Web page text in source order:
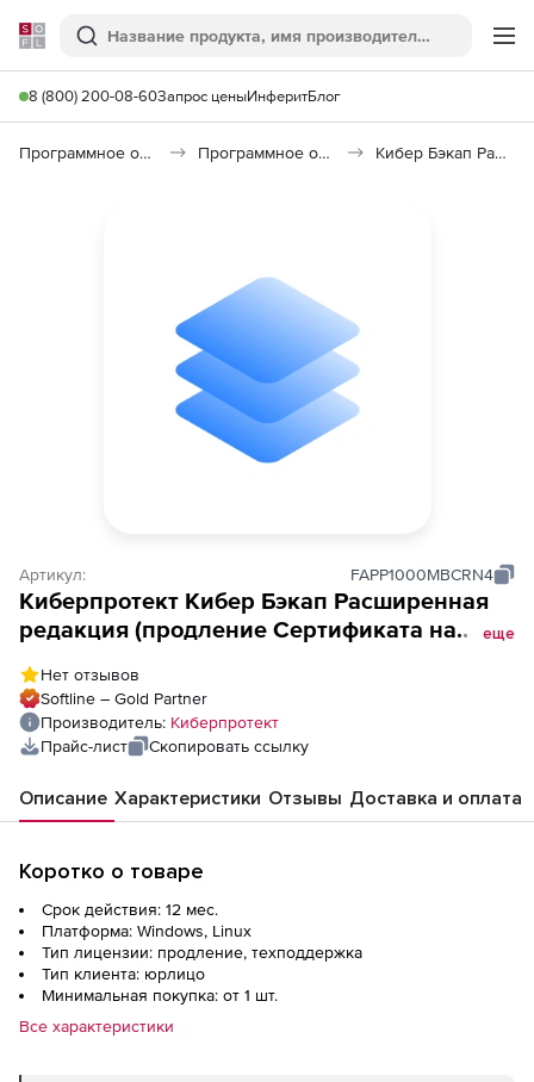
Softline
Поиск
8 (800) 200-08-60Запрос ценыИнферитБлог
Программное обеспечение для работы с файлами и дисками Программное обеспечение для резервного копирования Кибер Бэкап Расширенная редакция
Артикул: FAPP1000MBCRN4
Киберпротект Кибер Бэкап Расширенная
редакция (продление Сертификата на
Расширенная редакция для почтового
ящика на 4 года для коммерческих
организаций), 1000 почтовых ящиков,
еще
Нет отзывов
Softline – Gold Partner
Производитель: Киберпротект
Прайс-лист
Скопировать ссылку
Описание Характеристики Отзывы Доставка и оплата
Коротко о товаре
Срок действия: 12 мес.
Платформа: Windows, Linux
Тип лицензии: продление, техподдержка
Тип клиента: юрлицо
Минимальная покупка: от 1 шт.
Все характеристики